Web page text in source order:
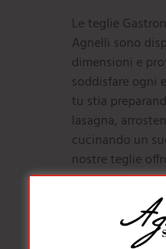
Le teglie
Agnelli sono
dimensioni e
soddisfare ogni
tu stia
lasagna,
cucinando un
nostre teglie
necessaria per
bacinelle,
offrono la
preparazione,